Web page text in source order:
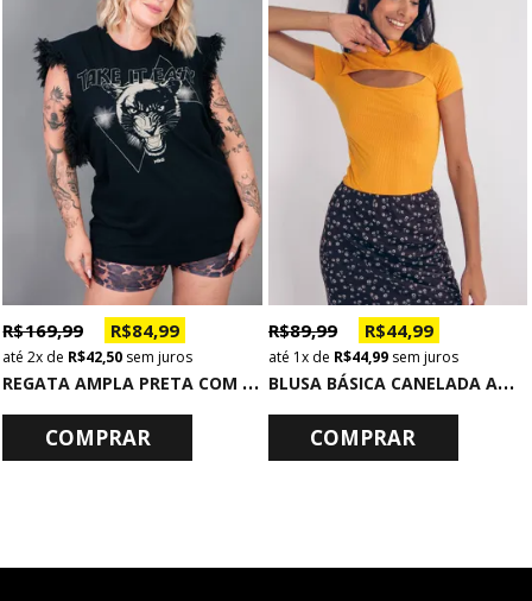
R
EGATA AMPLA PRETA COM PLUMAS NA CAVA TAKE IT EASY
R$ 169,99 R$ 84,99
2x de R$ 42,50 sem juros
COMPRAR
B
LUSA BÁSICA CANELADA AMARELO RECORTE NO DECOTE
R$ 89,99 R$ 44,99
1xde R$ 44,99sem juros
COMPRAR